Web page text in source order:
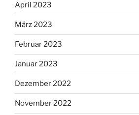
April 2023
März 2023
Februar 2023
Januar 2023
Dezember 2022
November 2022